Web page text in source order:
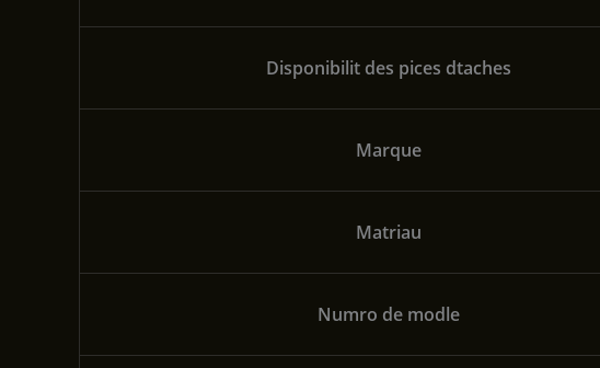
Disponibilit des pices dtaches
Marque
Matriau
Numro de modle